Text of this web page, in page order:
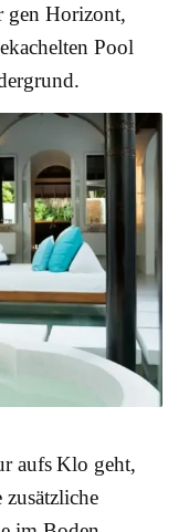
gen Horizont,
Pool
aufs Klo geht,
zusätzliche